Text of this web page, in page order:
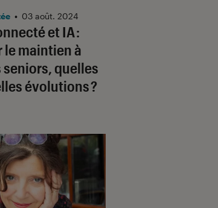
et IA :
maintien à
quelles
évolutions ?
• 03 août. 2024